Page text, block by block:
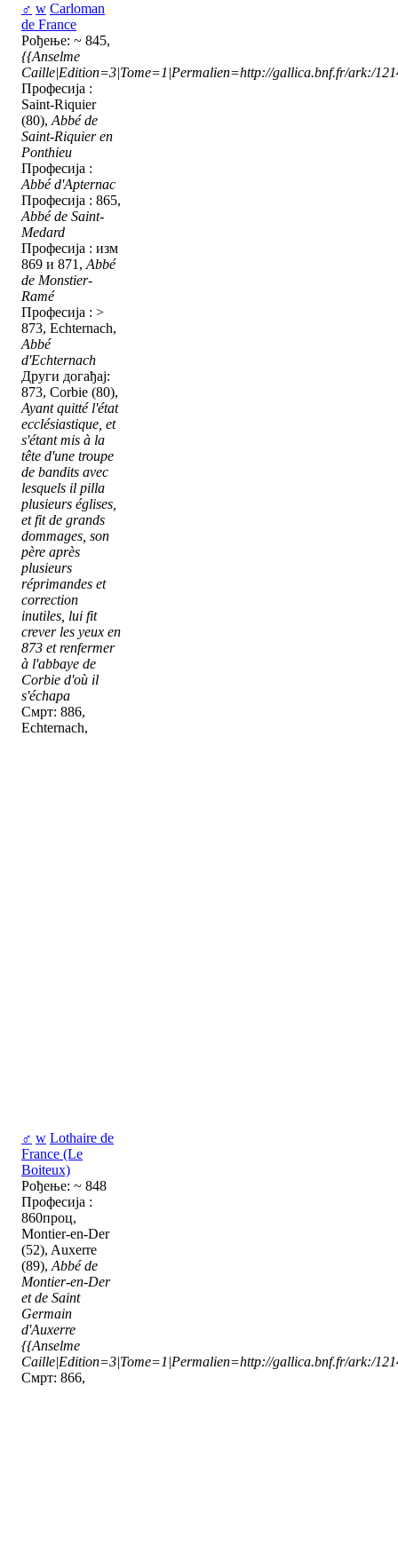
♂ w Carloman
de France
Рођење: ~ 845,
{{Anselme
Caille|Edition=3|Tome=1|Permalien=http://gallica.bnf.fr/ark:/
Професија :
Saint-Riquier
(80), Abbé de
Saint-Riquier en
Ponthieu
Професија :
Abbé d'Apternac
Професија : 865,
Abbé de Saint-
Medard
Професија : изм
869 и 871, Abbé
de Monstier-
Ramé
Професија : >
873, Echternach,
Abbé
d'Echternach
Други догађај:
873, Corbie (80),
Ayant quitté l'état
ecclésiastique, et
s'étant mis à la
tête d'une troupe
de bandits avec
lesquels il pilla
plusieurs églises,
et fit de grands
dommages, son
père après
plusieurs
réprimandes et
correction
inutiles, lui fit
crever les yeux en
873 et renfermer
à l'abbaye de
Corbie d'où il
s'échapa
Смрт: 886,
Echternach,
♂ w Lothaire de
France (Le
Boiteux)
Рођење: ~ 848
Професија :
860проц,
Montier-en-Der
(52), Auxerre
(89), Abbé de
Montier-en-Der
et de Saint
Germain
d'Auxerre
{{Anselme
Caille|Edition=3|Tome=1|Permalien=http://gallica.bnf.fr/ark:/
Смрт: 866,